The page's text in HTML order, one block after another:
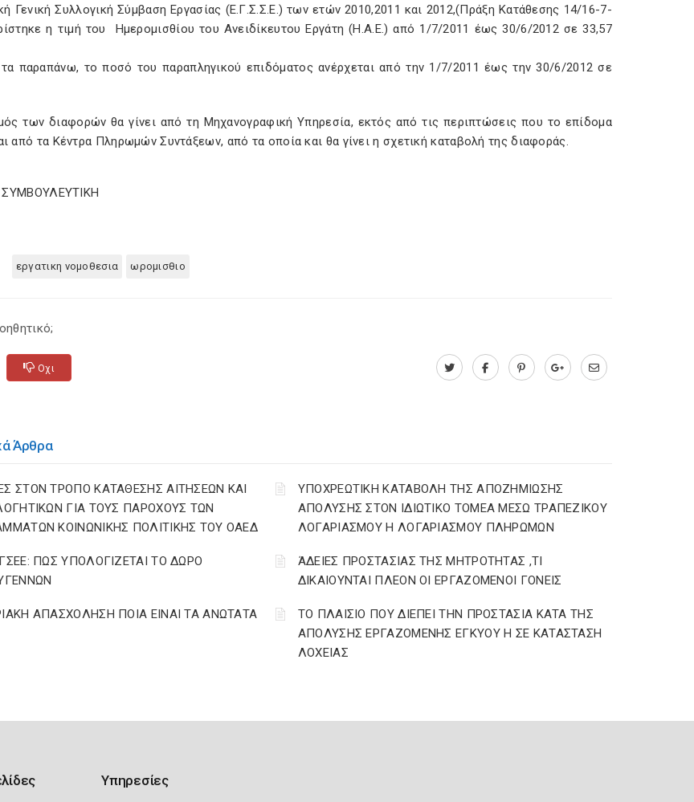
Γενική Συλλογική Σύμβαση Εργασίας (Ε.Γ.Σ.Σ.Ε.) των ετών 2010,2011 και 2012,(Πράξη Κατάθεσης 14/16-7-
η τιμή του Ημερομισθίου του Ανειδίκευτου Εργάτη (Η.Α.Ε.) από 1/7/2011 έως 30/6/2012 σε 33,57
παραπάνω, το ποσό του παραπληγικού επιδόματος ανέρχεται από την 1/7/2011 έως την 30/6/2012 σε
των διαφορών θα γίνει από τη Μηχανογραφική Υπηρεσία, εκτός από τις περιπτώσεις που το επίδομα
από τα Κέντρα Πληρωμών Συντάξεων, από τα οποία και θα γίνει η σχετική καταβολή της διαφοράς.
ΣΥΜΒΟΥΛΕΥΤΙΚΗ
εργατικη νομοθεσια ωρομισθιο
Οχι
Άρθρα
ΣΤΟΝ ΤΡΟΠΟ ΚΑΤΑΘΕΣΗΣ ΑΙΤΗΣΕΩΝ ΚΑΙ
ΓΙΑ ΤΟΥΣ ΠΑΡΟΧΟΥΣ ΤΩΝ
ΚΟΙΝΩΝΙΚΗΣ ΠΟΛΙΤΙΚΗΣ ΤΟΥ ΟΑΕΔ
YΠΟΧΡΕΩΤΙΚΗ ΚΑΤΑΒΟΛΗ ΤΗΣ ΑΠΟΖΗΜΙΩΣΗΣ
ΑΠΟΛΥΣΗΣ ΣΤΟΝ ΙΔΙΩΤΙΚΟ ΤΟΜΕΑ ΜΕΣΩ ΤΡΑΠΕΖΙΚΟΥ
ΛΟΓΑΡΙΑΣΜΟΥ Η ΛΟΓΑΡΙΑΣΜΟΥ ΠΛΗΡΩΜΩΝ
ΠΩΣ ΥΠΟΛΟΓΙΖΕΤΑΙ ΤΟ ΔΩΡΟ
ΆΔΕΙΕΣ ΠΡΟΣΤΑΣΙΑΣ ΤΗΣ ΜΗΤΡΟΤΗΤΑΣ ,ΤΙ
ΔΙΚΑΙΟΥΝΤΑΙ ΠΛΕΟΝ ΟΙ ΕΡΓΑΖΟΜΕΝΟΙ ΓΟΝΕΙΣ
ΑΠΑΣΧΟΛΗΣΗ ΠΟΙΑ ΕΙΝΑΙ ΤΑ ΑΝΩΤΑΤΑ
ΤΟ ΠΛΑΙΣΙΟ ΠΟΥ ΔΙΕΠΕΙ ΤΗΝ ΠΡΟΣΤΑΣΙΑ ΚΑΤΑ ΤΗΣ
ΑΠΟΛΥΣΗΣ ΕΡΓΑΖΟΜΕΝΗΣ ΕΓΚΥΟΥ Η ΣΕ ΚΑΤΑΣΤΑΣΗ
ΛΟΧΕΙΑΣ
Υπηρεσίες